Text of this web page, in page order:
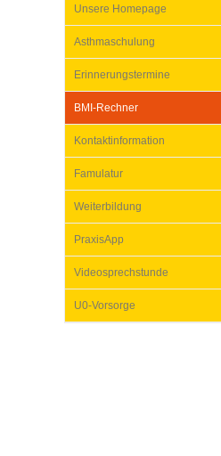
Unsere Homepage
Asthmaschulung
Erinnerungstermine
BMI-Rechner
Kontaktinformation
Famulatur
Weiterbildung
PraxisApp
Videosprechstunde
U0-Vorsorge